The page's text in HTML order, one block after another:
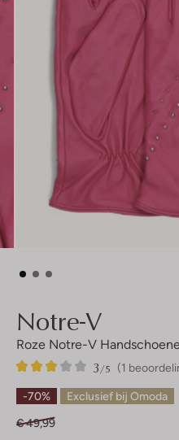
Notre-V
Roze Notre-V
(1
3/5
1
3
Sterren
-70% Exclusief bij Omoda
€ 49,99